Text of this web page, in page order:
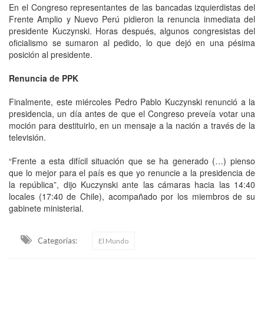
En el Congreso representantes de las bancadas izquierdistas del
Frente Amplio y Nuevo Perú pidieron la renuncia inmediata del
presidente Kuczynski. Horas después, algunos congresistas del
oficialismo se sumaron al pedido, lo que dejó en una pésima
posición al presidente.
Renuncia de PPK
Finalmente, este miércoles Pedro Pablo Kuczynski renunció a la
presidencia, un día antes de que el Congreso preveía votar una
moción para destituirlo, en un mensaje a la nación a través de la
televisión.
“Frente a esta difícil situación que se ha generado (…) pienso
que lo mejor para el país es que yo renuncie a la presidencia de
la república”, dijo Kuczynski ante las cámaras hacia las 14:40
locales (17:40 de Chile), acompañado por los miembros de su
gabinete ministerial.
Categorias: El Mundo